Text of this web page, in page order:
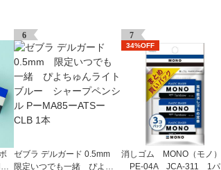
0
6
ゼブラ デルガード 0.5mm
限定いつでも一緒 ぴよち
7
34%OFF
消しゴム MONO（モノ）
PE-04A JCA-311 1パ